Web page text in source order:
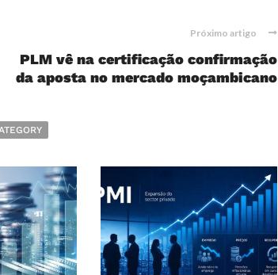
Próximo artigo
PLM vê na certificação confirmação
da aposta no mercado moçambicano